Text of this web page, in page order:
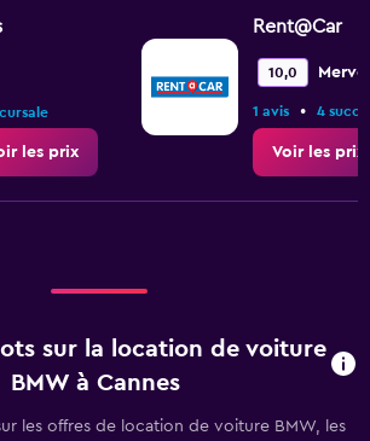
les prix
Rent@Car
10,0
1 avis • 4
Voir les prix
sur la location de voiture
BMW à Cannes
les offres de location de voiture BMW, les